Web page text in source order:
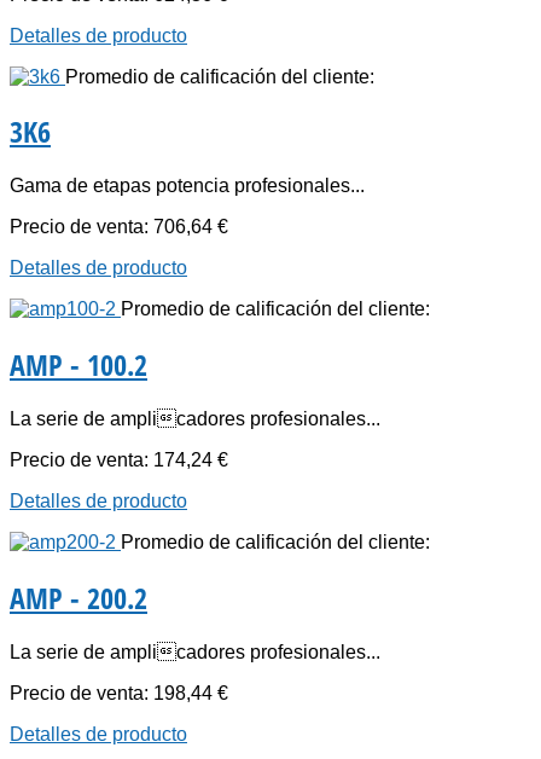
Detalles de producto
Promedio de calificación del cliente:
3K6
Gama de etapas potencia profesionales...
Precio de venta: 706,64 €
Detalles de producto
Promedio de calificación del cliente:
AMP - 100.2
La serie de amplicadores profesionales...
Precio de venta: 174,24 €
Detalles de producto
Promedio de calificación del cliente:
AMP - 200.2
La serie de amplicadores profesionales...
Precio de venta: 198,44 €
Detalles de producto